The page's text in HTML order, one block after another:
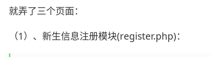
就弄了三个页面：
（1）、新生信息注册模块(register.php)：